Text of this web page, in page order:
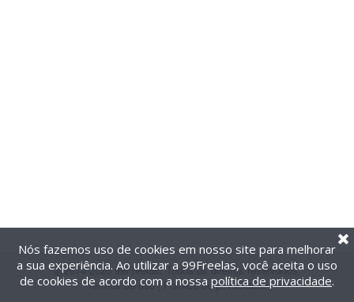
@2014-2026 99Freelas. Todos os direitos reservados.
Termos de uso| Política de privacidade
Nós fazemos uso de cookies em nosso site para melhorar
a sua experiência. Ao utilizar a 99Freelas, você aceita o uso
de cookies de acordo com a nossa política de privacidade.